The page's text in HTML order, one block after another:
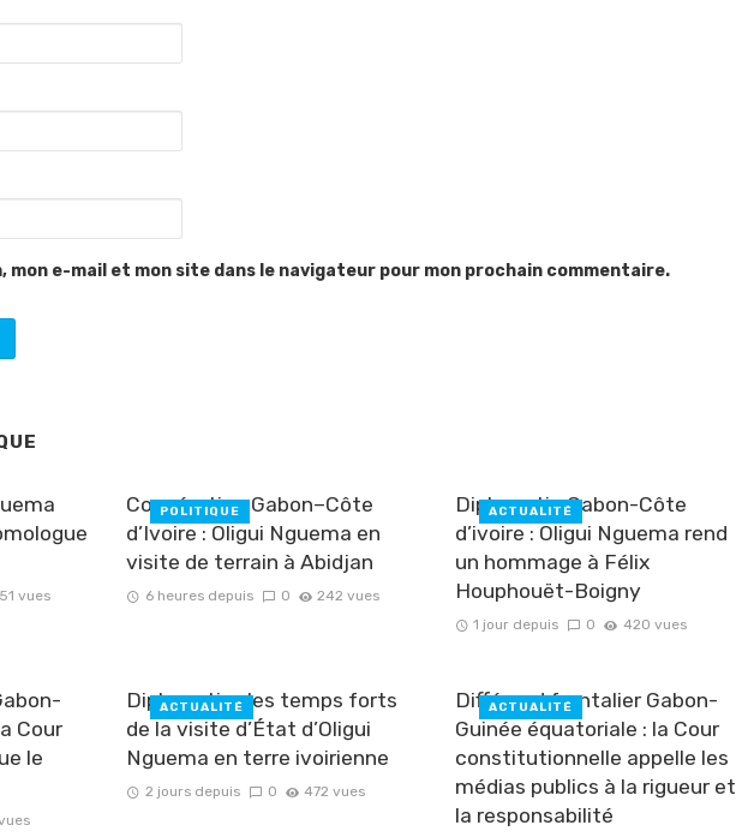
mon e-mail et mon site dans le navigateur pour mon prochain commentaire.
vues
Coopération Gabon–Côte
d’Ivoire : Oligui Nguema en
visite de terrain à Abidjan
6 heures depuis 0 242 vues
POLITIQUE
Diplomatie Gabon-Côte
d’ivoire : Oligui Nguema rend
un hommage à Félix
Houphouët-Boigny
1 jour depuis 0 420 vues
ACTUALITÉ
Cour
le
Diplomatie : les temps forts
de la visite d’État d’Oligui
Nguema en terre ivoirienne
2 jours depuis 0 472 vues
ACTUALITÉ
Différend frontalier Gabon-
Guinée équatoriale : la Cour
constitutionnelle appelle les
médias publics à la rigueur et
la responsabilité
ACTUALITÉ